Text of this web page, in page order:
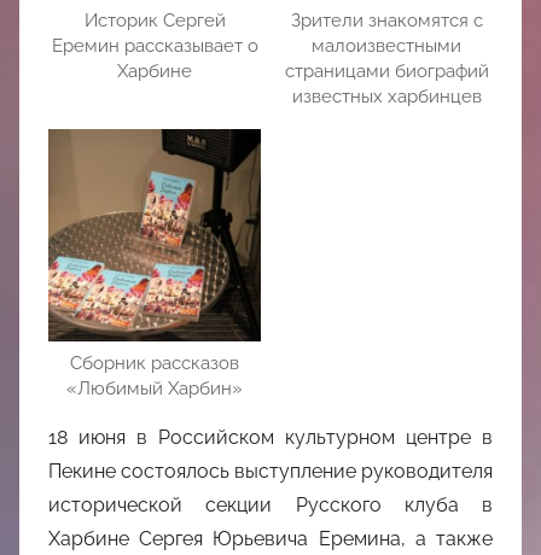
Историк Сергей
Еремин рассказывает о
Харбине
Зрители знакомятся с
малоизвестными
страницами биографий
известных харбинцев
Сборник рассказов
«Любимый Харбин»
18 июня в Российском культурном центре в
Пекине состоялось выступление руководителя
исторической секции Русского клуба в
Харбине Сергея Юрьевича Еремина, а также